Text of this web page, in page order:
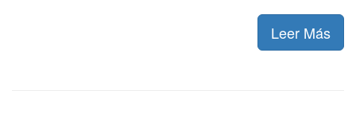
Leer Más